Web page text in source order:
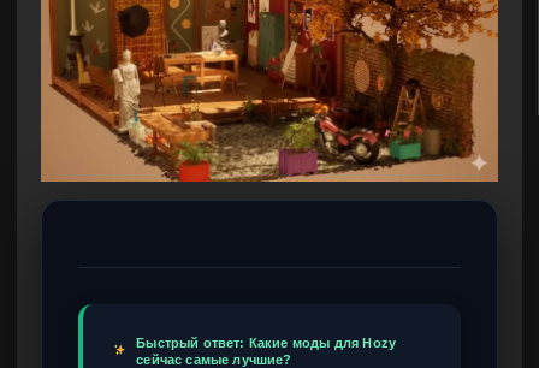
Быстрый ответ: Какие моды для Hozy
сейчас самые лучшие?